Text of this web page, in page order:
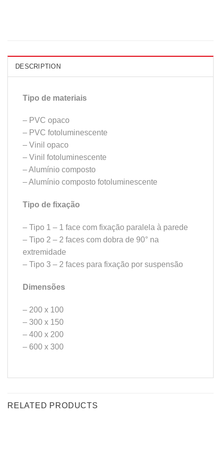
DESCRIPTION
Tipo de materiais
– PVC opaco
– PVC fotoluminescente
– Vinil opaco
– Vinil fotoluminescente
– Alumínio composto
– Alumínio composto fotoluminescente
Tipo de fixação
– Tipo 1 – 1 face com fixação paralela à parede
– Tipo 2 – 2 faces com dobra de 90° na
extremidade
– Tipo 3 – 2 faces para fixação por suspensão
Dimensões
– 200 x 100
– 300 x 150
– 400 x 200
– 600 x 300
RELATED PRODUCTS